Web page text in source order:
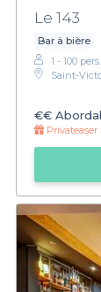
Le 143
Bar à bière
1 - 100 pers.
Saint-
€€
Privateaser :